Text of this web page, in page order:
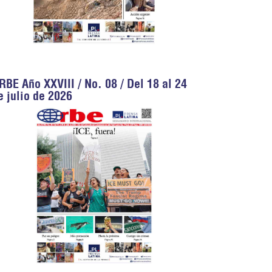
Año XXVIII / No. 08 / Del 18 al 24
julio de 2026